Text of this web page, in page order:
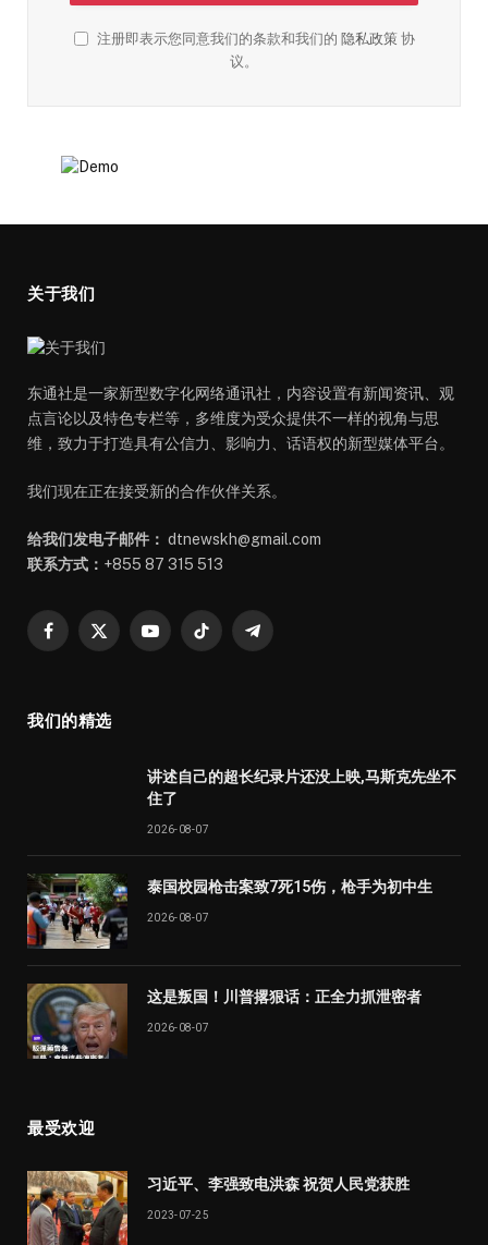
注册即表示您同意我们的条款和我们的 隐私政策协
议。
关于我们
东通社是一家新型数字化网络通讯社，内容设置有新闻资讯、观
点言论以及特色专栏等，多维度为受众提供不一样的视角与思
维，致力于打造具有公信力、影响力、话语权的新型媒体平台。
我们现在正在接受新的合作伙伴关系。
给我们发电子邮件： dtnewskh@gmail.com
联系方式： +855 87 315 513
Facebook
X
YouTubeTikTok Telegram
我们的精选
讲述自己的超长纪录片还没上映,马斯克先坐不
住了
2026-08-07
泰国校园枪击案致7死15伤，枪手为初中生
2026-08-07
这是叛国！川普撂狠话：正全力抓泄密者
2026-08-07
最受欢迎
习近平、李强致电洪森 祝贺人民党获胜
2023-07-25